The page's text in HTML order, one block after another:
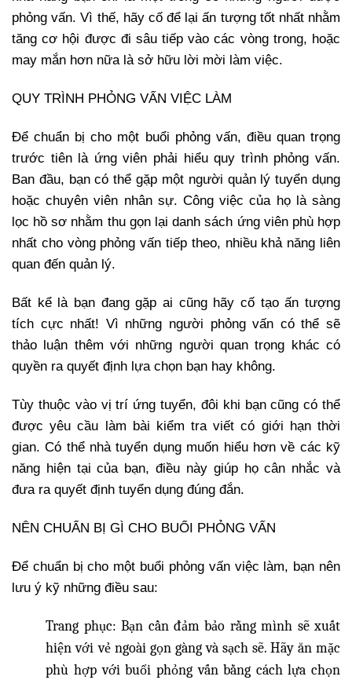
phỏng vấn. Vì thế, hãy cố để lại ấn tượng tốt nhất nhằm
tăng cơ hội được đi sâu tiếp vào các vòng trong, hoặc
may mắn hơn nữa là sở hữu lời mời làm việc.
QUY TRÌNH PHỎNG VẤN VIỆC LÀM
Để chuẩn bị cho một buổi phỏng vấn, điều quan trọng
trước tiên là ứng viên phải hiểu quy trình phỏng vấn.
Ban đầu, bạn có thể gặp một người quản lý tuyển dụng
hoặc chuyên viên nhân sự. Công việc của họ là sàng
lọc hồ sơ nhằm thu gọn lại danh sách ứng viên phù hợp
nhất cho vòng phỏng vấn tiếp theo, nhiều khả năng liên
quan đến quản lý.
Bất kể là bạn đang gặp ai cũng hãy cố tạo ấn tượng
tích cực nhất! Vì những người phỏng vấn có thể sẽ
thảo luận thêm với những người quan trọng khác có
quyền ra quyết định lựa chọn bạn hay không.
Tùy thuộc vào vị trí ứng tuyển, đôi khi bạn cũng có thể
được yêu cầu làm bài kiểm tra viết có giới hạn thời
gian. Có thể nhà tuyển dụng muốn hiểu hơn về các kỹ
năng hiện tại của bạn, điều này giúp họ cân nhắc và
đưa ra quyết định tuyển dụng đúng đắn.
NÊN CHUẨN BỊ GÌ CHO BUỔI PHỎNG VẤN
Để chuẩn bị cho một buổi phỏng vấn việc làm, bạn nên
lưu ý kỹ những điều sau:
Trang phục: Bạn cần đảm bảo rằng mình sẽ xuất
hiện với vẻ ngoài gọn gàng và sạch sẽ. Hãy ăn mặc
phù hợp với buổi phỏng vấn bằng cách lựa chọn